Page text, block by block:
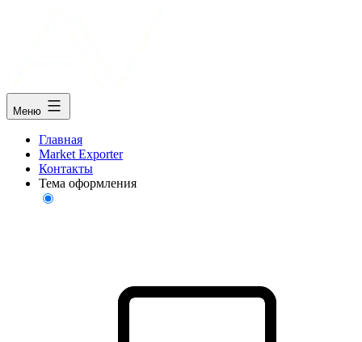
Меню
Главная
Market Exporter
Контакты
Тема оформления